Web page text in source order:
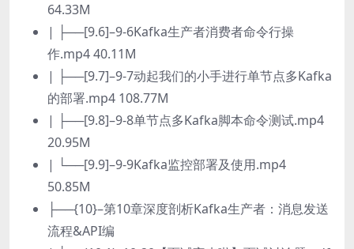
64.33M
| ├──[9.6]–9-6Kafka生产者消费者命令行操
作.mp4 40.11M
| ├──[9.7]–9-7动起我们的小手进行单节点多Kafka
的部署.mp4 108.77M
| ├──[9.8]–9-8单节点多Kafka脚本命令测试.mp4
20.95M
| └──[9.9]–9-9Kafka监控部署及使用.mp4
50.85M
├──{10}–第10章深度剖析Kafka生产者：消息发送
流程&API编